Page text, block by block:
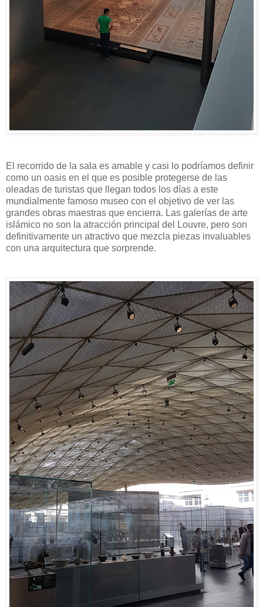
El recorrido de la sala es amable y casi lo podríamos definir
como un oasis en el que es posible protegerse de las
oleadas de turistas que llegan todos los días a este
mundialmente famoso museo con el objetivo de ver las
grandes obras maestras que encierra. Las galerías de arte
islámico no son la atracción principal del Louvre, pero son
definitivamente un atractivo que mezcla piezas invaluables
con una arquitectura que sorprende.